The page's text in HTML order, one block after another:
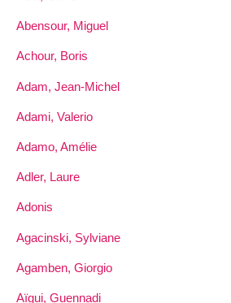
Abensour, Miguel
Achour, Boris
Adam, Jean-Michel
Adami, Valerio
Adamo, Amélie
Adler, Laure
Adonis
Agacinski, Sylviane
Agamben, Giorgio
Aïgui, Guennadi